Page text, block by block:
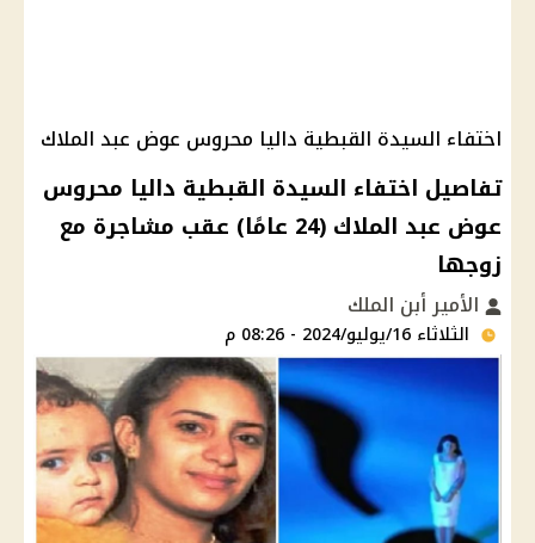
اختفاء السيدة القبطية داليا محروس عوض عبد الملاك
تفاصيل اختفاء السيدة القبطية داليا محروس
عوض عبد الملاك (24 عامًا) عقب مشاجرة مع
زوجها
الأمير أبن الملك
الثلاثاء 16/يوليو/2024 - 08:26 م